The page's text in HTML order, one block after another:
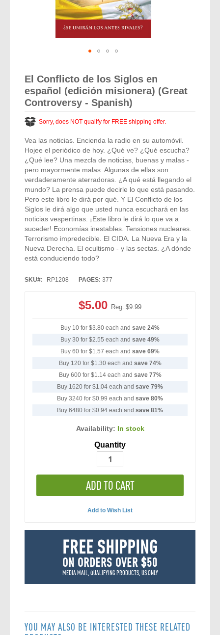
Audio Bibles
Word of Promise
Emerging Church
Inspirational
Ordination
Personal Testimonials
Prayer
Great Controversy Sharing Edition
Pocket Sharing Books
Desire of Ages Series
Conflict Set
Great Controversy
Devotionals
Steps to Christ
Children & Youth
Bible Commentary
Bible Study Helps
Studying With A Purpose
Platinum LARGE Print
Sharing Edition
Spanish Remnant Study Bibles
Classic Remnant Study Bibles
Missionary Bibles
Bible Accessories
Bible Marking
For Kids
Journals
Children & Youth
Inspirational Speaking
All DVDs
El Set de Estudios Biblicos
Todos Los Productos
the
beginning
the
gallery
El Conflicto de los Siglos en
español (edición misionera) (Great
Controversy - Spanish)
Sorry, does NOT qualify for FREE shipping offer.
Vea las noticias. Encienda la radio en su automóvil.
Hojee el periódico de hoy. ¿Qué ve? ¿Qué escucha?
¿Qué lee? Una mezcla de noticias, buenas y malas -
pero mayormente malas. Algunas de ellas son
verdaderamente aterradoras. ¿A qué está llegando el
mundo? La prensa puede decirle lo que está pasando.
Pero este libro le dirá por qué. Y El Conflicto de los
Siglos le dirá algo que usted nunca escuchará en las
noticias vespertinas. ¡Este libro le dirá lo que va a
suceder! Economías inestables. Tensiones nucleares.
Terrorismo impredecible. El CIDA. La Nueva Era y la
Nueva Derecha. El ocultismo - y las sectas. ¿A dónde
está conduciendo todo?
SKU RP1208 PAGES: 377
Special
$5.00 Reg. $9.99
Buy 10 for $3.80 each and save 24%
Buy 30 for $2.55 each and save 49%
Buy 60 for $1.57 each and save 69%
Buy 120 for $1.30 each and save74%
Buy 600 for $1.14 each and save77%
Buy 1620 for $1.04 each and save 79%
Buy 3240 for $0.99 each and save 80%
Buy 6480 for $0.94 each and save 81%
Availability: In stock
Quantity
ADD TO CART
Add to Wish List
FREE SHIPPING
ON ORDERS OVER $50
MEDIA MAIL, QUALIFYING PRODUCTS, US ONLY
YOU MAY ALSO BE INTERESTED THESE RELATED